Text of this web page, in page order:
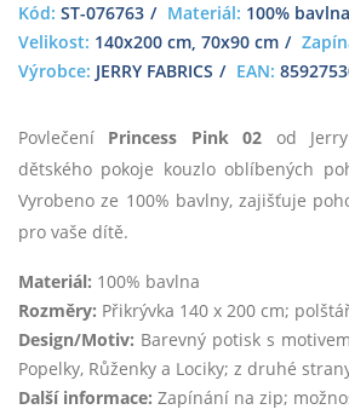
Kód: ST-076763 Materiál: 100% bavlna
Velikost: 140x200 cm, 70x90 cm
Výrobce: JERRY FABRICS EAN:
Povlečení Princess Pink 02 od
dětského pokoje kouzlo oblíbených
Vyrobeno ze 100% bavlny, zajišťuje
pro vaše dítě.
Materiál: 100% bavlna
Rozměry: Přikrývka 140 x 200 cm;
Design/Motiv: Barevný potisk s
Popelky, Růženky a Lociky; z druhé
Další informace: Zapínání na zip;